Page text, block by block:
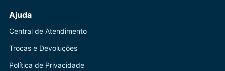
Ajuda
Central de Atendimento
Trocas e Devoluções
Política de Privacidade